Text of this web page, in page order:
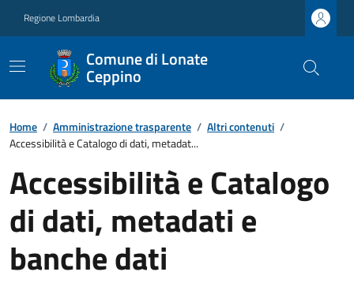
Regione Lombardia
Comune di Lonate
Ceppino
Home / Amministrazione trasparente / Altri contenuti /
Accessibilità e Catalogo di dati, metadat...
Accessibilità e Catalogo
di dati, metadati e
banche dati